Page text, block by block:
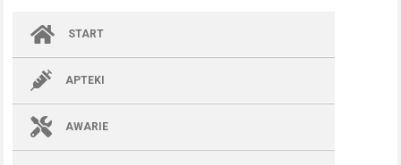
START
APTEKI
AWARIE